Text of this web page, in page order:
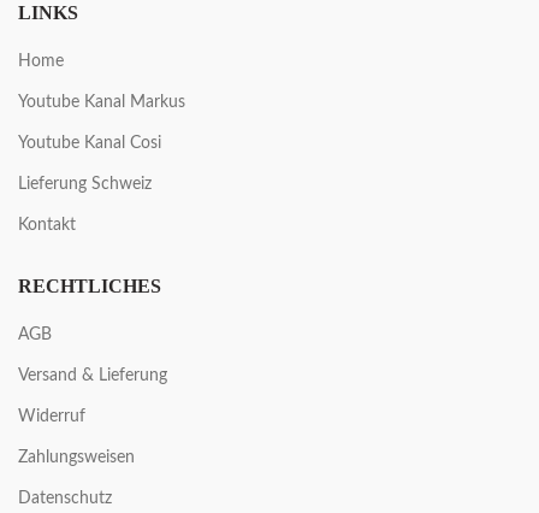
LINKS
Home
Youtube Kanal Markus
Youtube Kanal Cosi
Lieferung Schweiz
Kontakt
RECHTLICHES
AGB
Versand & Lieferung
Widerruf
Zahlungsweisen
Datenschutz